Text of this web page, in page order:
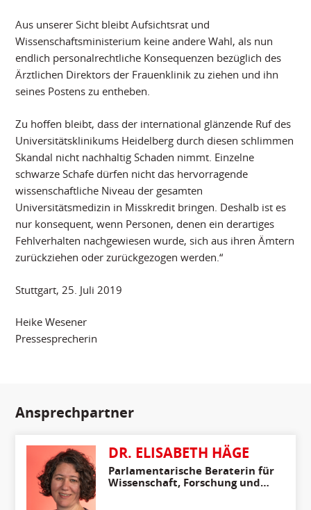
Aus unserer Sicht bleibt Aufsichtsrat und
Wissenschaftsministerium keine andere Wahl, als nun
endlich personalrechtliche Konsequenzen bezüglich des
Ärztlichen Direktors der Frauenklinik zu ziehen und ihn
seines Postens zu entheben.
Zu hoffen bleibt, dass der international glänzende Ruf des
Universitätsklinikums Heidelberg durch diesen schlimmen
Skandal nicht nachhaltig Schaden nimmt. Einzelne
schwarze Schafe dürfen nicht das hervorragende
wissenschaftliche Niveau der gesamten
Universitätsmedizin in Misskredit bringen. Deshalb ist es
nur konsequent, wenn Personen, denen ein derartiges
Fehlverhalten nachgewiesen wurde, sich aus ihren Ämtern
zurückziehen oder zurückgezogen werden.“
Stuttgart, 25. Juli 2019
Heike Wesener
Pressesprecherin
Ansprechpartner
DR. ELISABETH HÄGE
Parlamentarische Beraterin für
Wissenschaft, Forschung und